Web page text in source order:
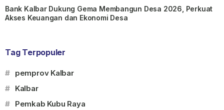
Bank Kalbar Dukung Gema Membangun Desa 2026, Perkuat
Akses Keuangan dan Ekonomi Desa
Tag Terpopuler
# pemprov Kalbar
# Kalbar
# Pemkab Kubu Raya